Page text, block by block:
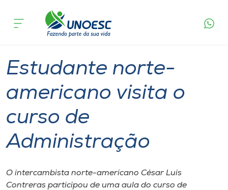
Cursos
Atendimento ao Estudante
Portal de Ensino
A
acontece
Estudante norte-
americano visita o
curso de
Administração
O intercambista norte-americano César Luis
Contreras participou de uma aula do curso de